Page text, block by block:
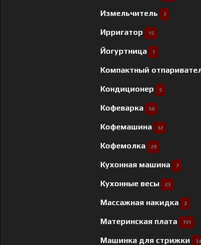
Измельчитель 3
Ирригатор 15
Йогуртница 1
Компактный
Кондиционер 5
Кофеварка 50
Кофемашина 32
Кофемолка 20
Кухонная машина 7
Кухонные весы 23
Массажная накидка 2
Материнская плата 731
Машинка для стрижки 34